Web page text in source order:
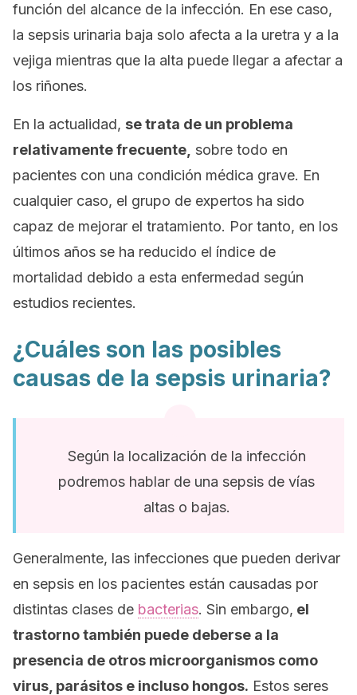
función del alcance de la infección. En ese caso,
la sepsis urinaria baja solo afecta a la uretra y a la
vejiga mientras que la alta puede llegar a afectar a
los riñones.
En la actualidad, se trata de un problema
relativamente frecuente, sobre todo en
pacientes con una condición médica grave. En
cualquier caso, el grupo de expertos ha sido
capaz de mejorar el tratamiento. Por tanto, en los
últimos años se ha reducido el índice de
mortalidad debido a esta enfermedad según
estudios recientes.
¿Cuáles son las posibles
causas de la sepsis urinaria?
Según la localización de la infección
podremos hablar de una sepsis de vías
altas o bajas.
Generalmente, las infecciones que pueden derivar
en sepsis en los pacientes están causadas por
distintas clases de bacterias. Sin embargo, el
trastorno también puede deberse a la
presencia de otros microorganismos como
virus, parásitos e incluso hongos. Estos seres